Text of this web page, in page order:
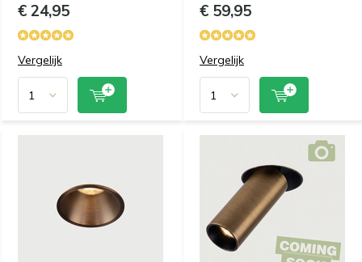
€ 24,95
Vergelijk
€ 59,95
Vergelijk